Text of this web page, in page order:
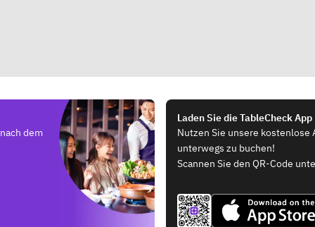
dem
Laden Sie die TableCheck
Nutzen Sie unsere kostenlose
unterwegs zu buchen!
Scannen Sie den QR-Code